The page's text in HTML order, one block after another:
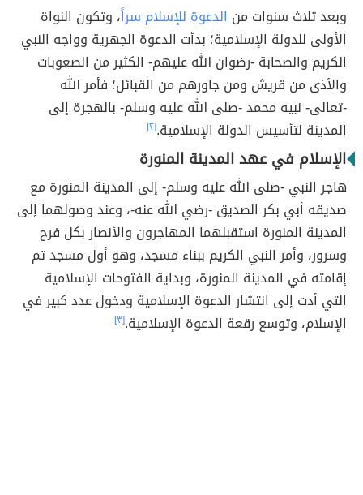
وبعد ثلاث سنوات من الدعوة للإسلام سراً، وتكون النواة
الأولى للدولة الإسلامية؛ بدأت الدعوة الجهرية وواجه النبي
الكريم والصحابة -رضوان الله عليهم- الكثير من الصعوبات
والأذى من قريش ومن جاورهم من القبائل؛ فأمر الله
-تعالى- نبيه محمد -صلى الله عليه وسلم- بالهجرة إلى
المدينة لتأسيس الدولة الإسلامية.[٢]
الإسلام في عهد المدينة المنورة
هاجر النبي -صلى الله عليه وسلم- إلى المدينة المنورة مع
صديقه أبي بكر الصديق -رضي الله عنه-، وعند وصولهما إلى
المدينة المنورة استقبلهما المهاجرون والأنصار بكل فرح
وسرور، وأمر النبي الكريم ببناء مسجد، وهو أول مسجد تم
إقامته في المدينة المنورة، وبداية الفتوحات الإسلامية
التي أدت إلى انتشار الدعوة الإسلامية ودخول عدد كبير في
الإسلام، وتوسع رقعة الدعوة الإسلامية.[٣]